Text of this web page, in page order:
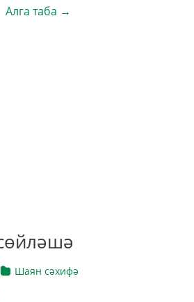
Алга таба →
Шаян сәхифә